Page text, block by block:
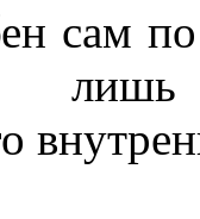
сам